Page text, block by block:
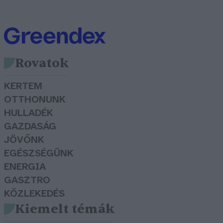
Rovatok
KERTEM
OTTHONUNK
HULLADÉK
GAZDASÁG
JÖVŐNK
EGÉSZSÉGÜNK
ENERGIA
GASZTRO
KÖZLEKEDÉS
Kiemelt témák